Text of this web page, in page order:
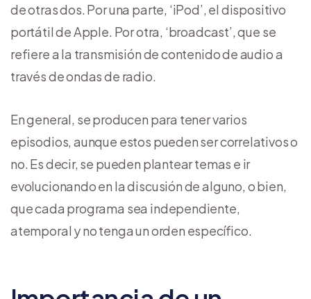
de otras dos. Por una parte, ‘iPod’, el dispositivo
portátil de Apple. Por otra, ‘broadcast’, que se
refiere a la transmisión de contenido de audio a
través de ondas de radio.
En general, se producen para tener varios
episodios, aunque estos pueden ser correlativos o
no. Es decir, se pueden plantear temas e ir
evolucionando en la discusión de alguno, o bien,
que cada programa sea independiente,
atemporal y no tenga un orden específico.